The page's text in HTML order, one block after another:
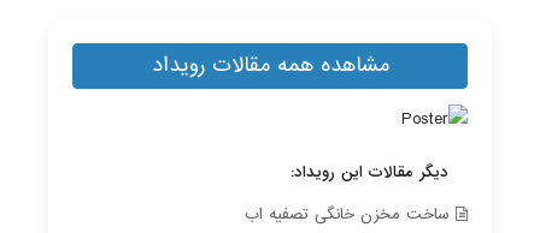
مشاهده همه مقالات رویداد
دیگر مقالات این رویداد:
ساخت مخزن خانگی تصفیه اب